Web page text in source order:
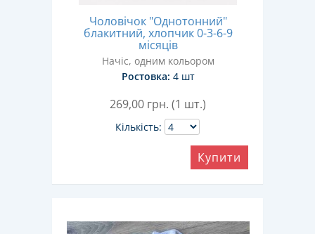
Чоловічок "Однотонний"
блакитний, хлопчик 0-3-6-9
місяців
Начіс, одним кольором
Ростовка: 4 шт
269,00 грн. (1 шт.)
Кількість:
Купити